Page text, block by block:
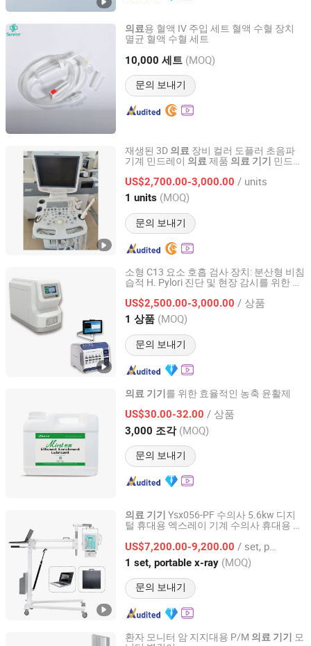
의료용 혈액 IV 주입 세트 혈액 수혈 장치
멸균 혈액 수혈 세트
10,000 세트 (MOQ)
문의 보내기
Zibo Sunrise Medical Co., Ltd.
Shandong, China 이후 2021
재생된 3D 의료 장비 컬러 도플러 초음파
기계 민드레이 의료 제품 의료 기기
민드레
US$2,700.00-3,000.00 / units
1 units (MOQ)
문의 보내기
Guangzhou Yinuo Medical Equipment Technology
Services Co., Ltd.
Guangdong, China 이후 2025
소형 C13 요소 호흡 검사 장치: 분산형 비침
습적 H. Pylori 진단 및 현장 감시를 위한 휴
US$2,500.00-3,000.00 / 상품
1 상품 (MOQ)
문의 보내기
Qingdao New Stone Imp&Exp Co., Ltd.
Shandong, China 이후 2024
의료 기기 를 위한 효율적인 농축 윤활제
US$30.00-32.00 / 상품
3,000 조각 (MOQ)
문의 보내기
Shandong Mint Medical Technology Co., Ltd.
Shandong, China 이후 2026
의료 기기 Ysx056-PF 수의사 5.6kw 디지
털 휴대용 엑스레이 기계 수의사 휴대용 엑
US$7,200.00-9,200.00 / set, portable x-ray
1 set, portable x-ray (MOQ)
문의 보내기
Guangzhou Yueshen Medical Equipment Co., Ltd.
Guangdong, China 이후 2010
환자 모니터 암 지지대용 P/M 의료 기기 모